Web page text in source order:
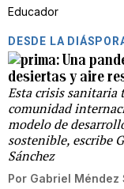
Educador
DESDE LA
Una
desiertas y aire
Esta crisis sanitaria
comunidad
modelo de
sostenible, escribe
Sánchez
Por Gabriel Méndez